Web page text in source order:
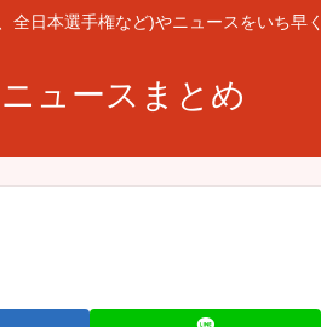
全日本選手権など)やニュースをいち早
ュースまとめ